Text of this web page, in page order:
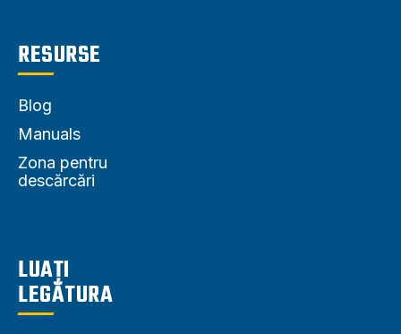
RESURSE
Blog
Manuals
Zona pentru
descărcări
LUAȚI
LEGĂTURA